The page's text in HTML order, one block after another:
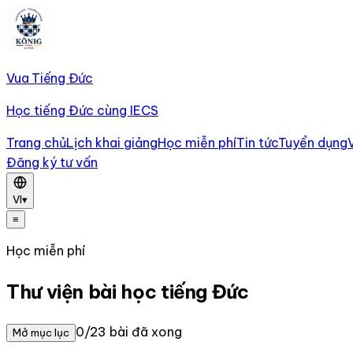
Vua Tiếng Đức
Học tiếng Đức cùng IECS
Trang chủLịch khai giảngHọc miễn phíTin tứcTuyển dụng
Đăng ký tư vấn
VI▾
≡
Học miễn phí
Thư viện bài học tiếng Đức
Mở mục lục 0/23 bài đã xong